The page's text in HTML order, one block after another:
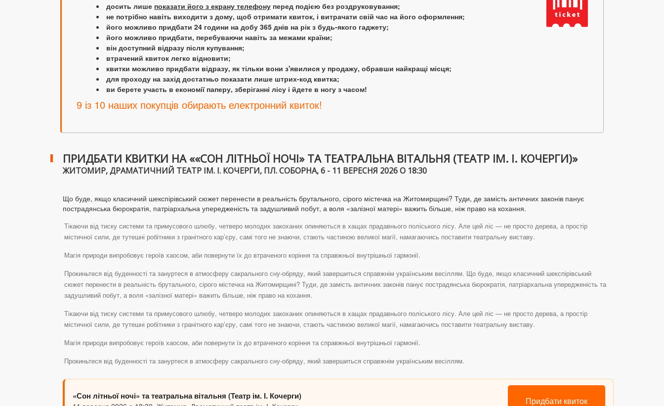
досить лише показати його з екрану телефону перед подією без роздруковування;
не потрібно навіть виходити з дому, щоб отримати квиток, і витрачати свій час на його оформлення;
його можливо придбати 24 години на добу 365 днів на рік з будь-якого гаджету;
його можливо придбати, перебуваючи навіть за межами країни;
він доступний відразу після купування;
втрачений квиток легко відновити;
квитки можливо придбати відразу, як тільки вони з'явилися у продажу, обравши найкращі місця;
для проходу на захід достатньо показати лише штрих-код квитка;
ви берете участь в економії паперу, зберіганні лісу і йдете в ногу з часом!
9 із 10 наших покупців обирають електронний квиток!
ПРИДБАТИ КВИТКИ НА ««СОН ЛІТНЬОЇ НОЧІ» ТА ТЕАТРАЛЬНА ВІТАЛЬНЯ (ТЕАТР ІМ. І. КОЧЕРГИ)»
ЖИТОМИР, ДРАМАТИЧНИЙ ТЕАТР ІМ. І. КОЧЕРГИ, ПЛ. СОБОРНА, 6 - 11 ВЕРЕСНЯ 2026 О 18:30
Що буде, якщо класичний шекспірівський сюжет перенести в реальність брутального, сірого містечка на Житомирщині? Туди, де замість античних законів панує
пострадянська бюрократія, патріархальна упередженість та задушливий побут, а воля «залізної матері» важить більше, ніж право на кохання.
Тікаючи від тиску системи та примусового шлюбу, четверо молодих закоханих опиняються в хащах прадавнього поліського лісу. Але цей ліс — не просто дерева, а простір
містичної сили, де тутешні робітники з гранітного кар’єру, самі того не знаючи, стають частиною великої магії, намагаючись поставити театральну виставу.
Магія природи випробовує героїв хаосом, аби повернути їх до втраченого коріння та справжньої внутрішньої гармонії.
Прокиньтеся від буденності та зануртеся в атмосферу сакрального сну-обряду, який завершиться справжнім українським весіллям. Що буде, якщо класичний шекспірівський
сюжет перенести в реальність брутального, сірого містечка на Житомирщині? Туди, де замість античних законів панує пострадянська бюрократія, патріархальна упередженість та
задушливий побут, а воля «залізної матері» важить більше, ніж право на кохання.
Тікаючи від тиску системи та примусового шлюбу, четверо молодих закоханих опиняються в хащах прадавнього поліського лісу. Але цей ліс — не просто дерева, а простір
містичної сили, де тутешні робітники з гранітного кар’єру, самі того не знаючи, стають частиною великої магії, намагаючись поставити театральну виставу.
Магія природи випробовує героїв хаосом, аби повернути їх до втраченого коріння та справжньої внутрішньої гармонії.
Прокиньтеся від буденності та зануртеся в атмосферу сакрального сну-обряду, який завершиться справжнім українським весіллям.
«Сон літньої ночі» та театральна вітальня (Театр ім. І. Кочерги) Придбати квиток